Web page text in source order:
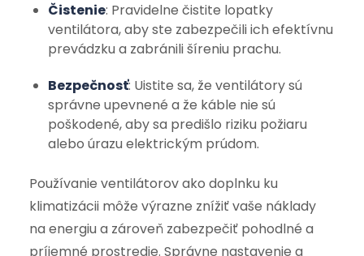
Čistenie: Pravidelne čistite lopatky
ventilátora, aby ste zabezpečili ich efektívnu
prevádzku a zabránili šíreniu prachu.
Bezpečnosť: Uistite sa, že ventilátory sú
správne upevnené a že káble nie sú
poškodené, aby sa predišlo riziku požiaru
alebo úrazu elektrickým prúdom.
Používanie ventilátorov ako doplnku ku
klimatizácii môže výrazne znížiť vaše náklady
na energiu a zároveň zabezpečiť pohodlné a
príjemné prostredie. Správne nastavenie a